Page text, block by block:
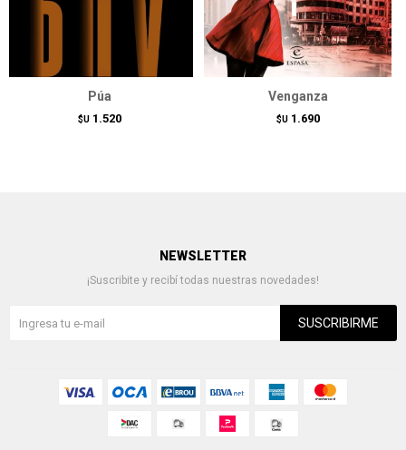
Púa
$U 1.520
Venganza
$U 1.690
NEWSLETTER
¡Suscribite y recibí todas nuestras novedades!
SUSCRIBIRME